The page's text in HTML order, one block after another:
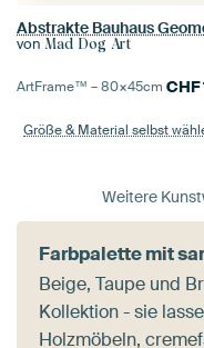
von Mad Dog Art
ArtFrame™ –80×45cm CHF
Größe & Material selbst
Weitere
Farbpalette mit
Beige, Taupe und
Kollektion - sie
Holzmöbeln,